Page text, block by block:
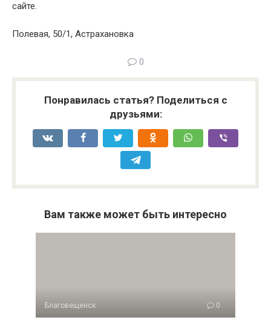
сайте.
Полевая, 50/1, Астрахановка
0
Понравилась статья? Поделиться с
друзьями:
Вам также может быть интересно
Благовещенск 0